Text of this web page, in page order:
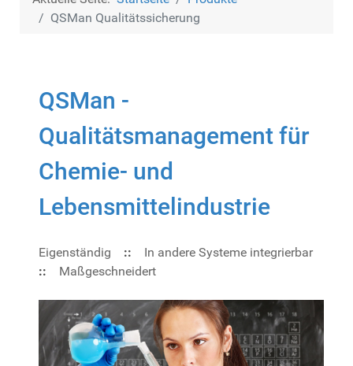
QSMan Qualitätssicherung
QSMan -
Qualitätsmanagement für
Chemie- und
Lebensmittelindustrie
Eigenständig ::
In andere Systeme integrierbar
:: Maßgeschneidert